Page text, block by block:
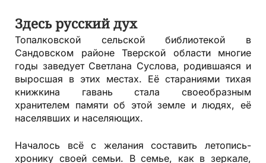
Здесь русский дух
Топалковской сельской библиотекой в
Сандовском районе Тверской области многие
годы заведует Светлана Суслова, родившаяся и
выросшая в этих местах. Её стараниями тихая
книжкина гавань стала свое­образным
хранителем памяти об этой земле и людях, её
населявших и населяющих.
Началось всё с желания составить летопись-
хронику своей семьи. В семье, как в зеркале,